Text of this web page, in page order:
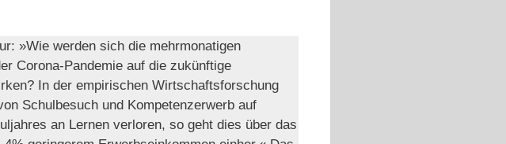
»Wie werden sich die mehrmonatigen
Corona-Pandemie auf die zukünftige
In der empirischen Wirtschaftsforschung
Schulbesuch und Kompetenzerwerb auf
an Lernen verloren, so geht dies über das